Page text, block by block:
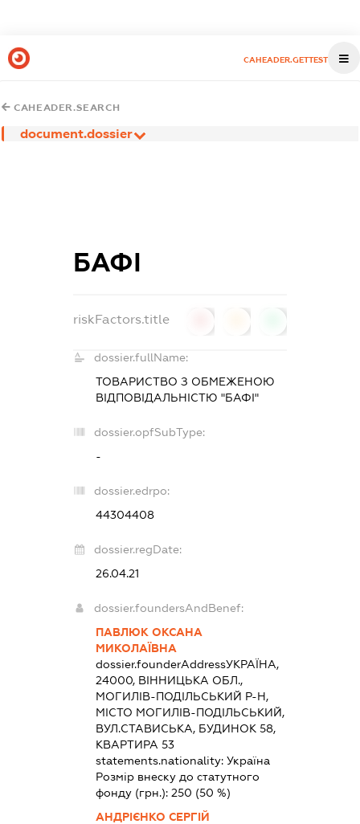
CAHEADER.GETTEST
CAHEADER.SEARCH
document.dossier
БАФІ
riskFactors.title
dossier.fullName:
ТОВАРИСТВО З ОБМЕЖЕНОЮ
ВІДПОВІДАЛЬНІСТЮ "БАФІ"
dossier.opfSubType:
-
dossier.edrpo:
44304408
dossier.regDate:
26.04.21
dossier.foundersAndBenef:
ПАВЛЮК ОКСАНА
МИКОЛАЇВНА
dossier.founderAddressУКРАЇНА,
24000, ВІННИЦЬКА ОБЛ.,
МОГИЛІВ-ПОДІЛЬСЬКИЙ Р-Н,
МІСТО МОГИЛІВ-ПОДІЛЬСЬКИЙ,
ВУЛ.СТАВИСЬКА, БУДИНОК 58,
КВАРТИРА 53
statements.nationality:Україна
Розмір внеску до статутного
фонду (грн.):250 (50 %)
АНДРІЄНКО СЕРГІЙ